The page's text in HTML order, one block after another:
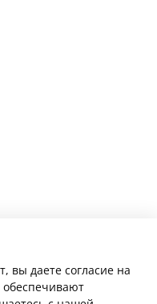
вы даете согласие на
обеспечивают